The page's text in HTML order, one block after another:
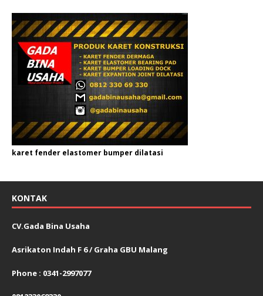
karet fender elastomer bumper dilatasi
KONTAK
CV.Gada Bina Usaha
Asrikaton Indah F 6 / Graha GBU Malang
Phone : 0341-2997077